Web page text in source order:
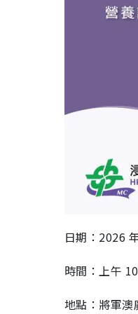
日期：2026
時間：上午
地點：將軍